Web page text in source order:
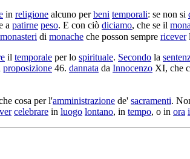
in religione alcuno perbeni temporali: se non si
a patirne peso. E con ciò diciamo, che se il
monasteri di monache che posson sempre ricever
il temporale per lo spirituale. Secondo la
proposizione 46. dannata da Innocenzo XI, che
cosa per l'amministrazione de' sacramenti.
celebrare in luogo lontano, in tempo, o in ora